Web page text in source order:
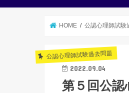
HOME 公認心理師試験
公認心理師試験過去問題
2022.09.04
第５回公認